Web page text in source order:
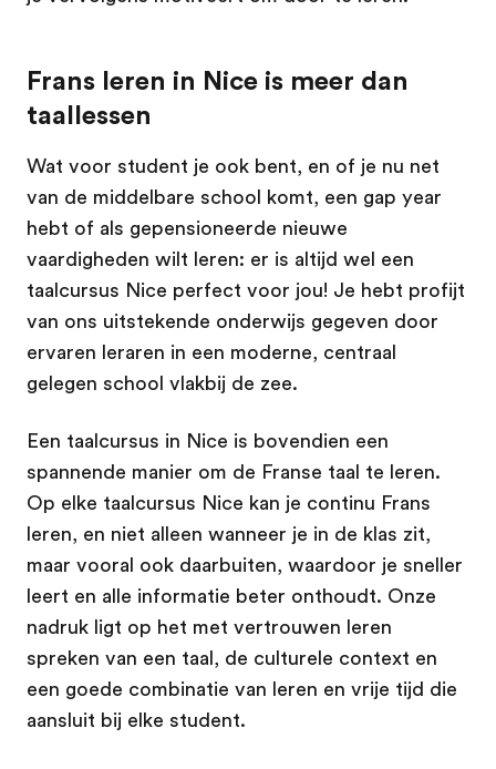
Frans leren in Nice is meer dan
taallessen
Wat voor student je ook bent, en of je nu net
van de middelbare school komt, een gap year
hebt of als gepensioneerde nieuwe
vaardigheden wilt leren: er is altijd wel een
taalcursus Nice perfect voor jou! Je hebt profijt
van ons uitstekende onderwijs gegeven door
ervaren leraren in een moderne, centraal
gelegen school vlakbij de zee.
Een taalcursus in Nice is bovendien een
spannende manier om de Franse taal te leren.
Op elke taalcursus Nice kan je continu Frans
leren, en niet alleen wanneer je in de klas zit,
maar vooral ook daarbuiten, waardoor je sneller
leert en alle informatie beter onthoudt. Onze
nadruk ligt op het met vertrouwen leren
spreken van een taal, de culturele context en
een goede combinatie van leren en vrije tijd die
aansluit bij elke student.